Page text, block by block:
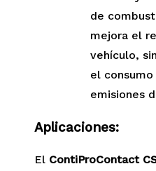
de
mejora el
vehículo,
el
emisiones
Aplicaciones:
El ContiProContact